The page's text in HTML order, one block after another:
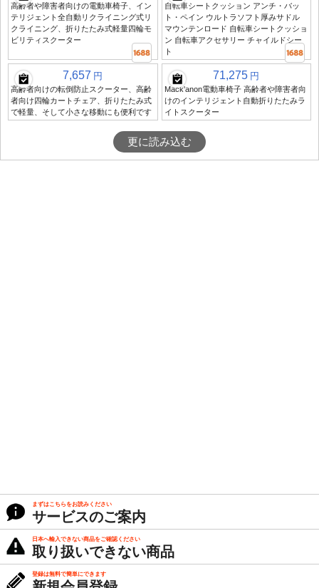
高齢者や障害者向けの電動車椅子、イン
テリジェント全自動リクライニング式リ
クライニング、折りたたみ式軽量四輪モ
ビリティスクーター
自転車シートクッション アンチ・バッ
ト・ペイン ウルトラソフト厚みサドル
マウンテンロード 自転車シートクッショ
ン 自転車アクセサリー チャイルドシー
ト
7,657 円
高齢者向けの転倒防止スクーター、高齢
者向け四輪カートチェア、折りたたみ式
で軽量、そして小さな移動にも便利です
71,275 円
Mack'anon電動車椅子 高齢者や障害者向
けのインテリジェント自動折りたたみラ
イトスクーター
更に読み込む
まずはこちらをお読みください
サービスのご案内
日本へ輸入できない商品をご確認ください
取り扱いできない商品
登録は無料で簡単にできます